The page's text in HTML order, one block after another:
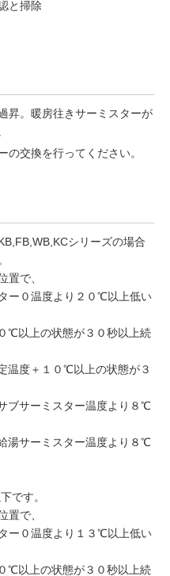
と掃除
昇。暖房往きサーミスターが
の交換を行ってください。
シリーズの場合
置で、
ー０温度より２０℃以上低い
℃以上の状態が３０秒以上続
温度＋１０℃以上の状態が３
ブサーミスター温度より８℃
湯サーミスター温度より８℃
です。
置で、
ー０温度より１３℃以上低い
℃以上の状態が３０秒以上続